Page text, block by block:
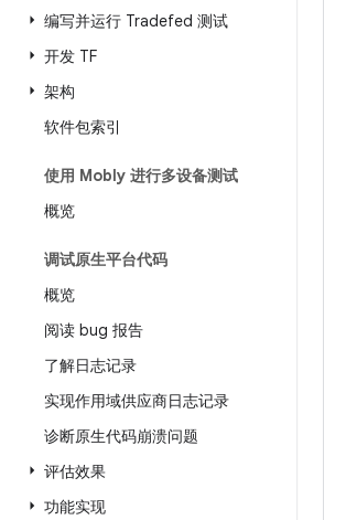
编写并运行 Tradefed 测试
开发 TF
架构
软件包索引
使用 Mobly 进行多设备测试
概览
调试原生平台代码
概览
阅读 bug 报告
了解日志记录
实现作用域供应商日志记录
诊断原生代码崩溃问题
评估效果
功能实现